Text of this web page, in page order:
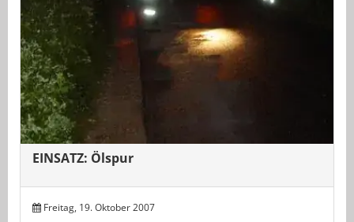
EINSATZ: Ölspur
Freitag, 19. Oktober 2007